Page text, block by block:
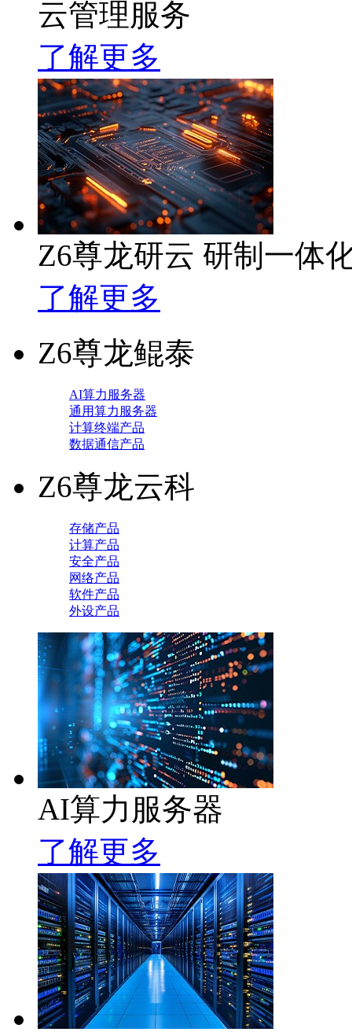
云管理服务
了解更多
Z6尊龙研云 研制一体
了解更多
Z6尊龙鲲泰
AI算力服务器
通用算力服务器
计算终端产品
数据通信产品
Z6尊龙云科
存储产品
计算产品
安全产品
网络产品
软件产品
外设产品
AI算力服务器
了解更多